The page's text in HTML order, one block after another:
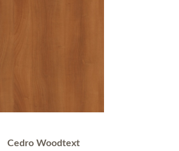
Cedro Woodtext